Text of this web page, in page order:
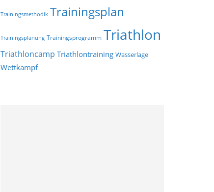
Trainingsmethodik Trainingsplan
Trainingsplanung Trainingsprogramm Triathlon
Triathloncamp Triathlontraining Wasserlage
Wettkampf